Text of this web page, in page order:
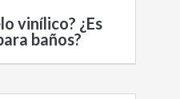
vinílico? ¿Es
baños?